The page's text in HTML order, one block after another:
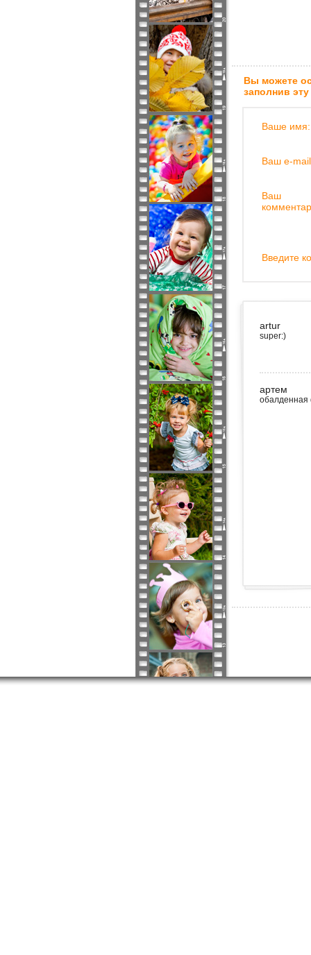
Вы можете
заполнив
Ваше имя:
Ваш e-
Ваш
Введите
artur
super:)
артем
обалденная